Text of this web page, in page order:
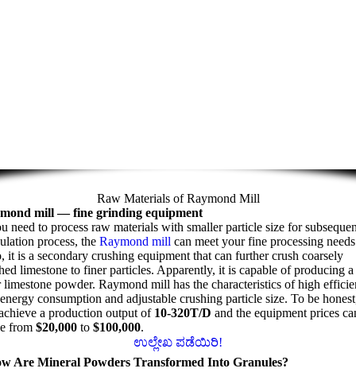
Raw Materials of Raymond Mill
mill—fine grinding equipment
need to process raw materials with smaller particle size for
process,the Raymond mill can meet your fine processing needs
,it is a secondary crushing equipment that can further crush coarsely
limestone to finer particles. Apparently,it is capable of producing a
limestone powder.Raymond mill has the characteristics of high
consumption and adjustable crushing particle size.To be honest
a production output of 10-320T/D and the equipment prices
from $20,000 to $100,000.
ಉಲ್ಲೇಖ ಪಡೆಯಿರಿ!
Are Mineral Powders Transformed Into Granules?